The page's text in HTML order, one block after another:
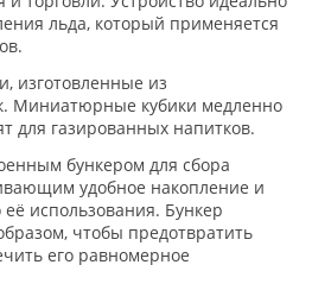
льда, который применяется
изготовленные из
Миниатюрные кубики медленно
для газированных напитков.
бункером для сбора
удобное накопление и
использования. Бункер
чтобы предотвратить
его равномерное